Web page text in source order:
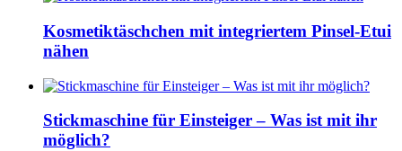
Kosmetiktäschchen mit integriertem Pinsel-Etui
nähen
Stickmaschine für Einsteiger – Was ist mit ihr
möglich?